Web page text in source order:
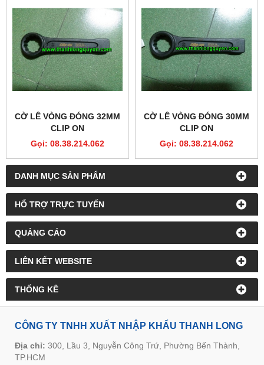
DANH MỤC SẢN PHẨM
HỔ TRỢ TRỰC TUYẾN
QUẢNG CÁO
LIÊN KẾT WEBSITE
THỐNG KÊ
CỜ LÊ VÒNG ĐÓNG 32MM
CLIP ON
Gọi: 08.38.214.062
CỜ LÊ VÒNG ĐÓNG 30MM
CLIP ON
Gọi: 08.38.214.062
CÔNG TY TNHH XUẤT NHẬP KHẨU THANH LONG
Địa chỉ: 300, Lầu 3, Nguyễn Công Trứ, Phường Bến Thành,
TP.HCM